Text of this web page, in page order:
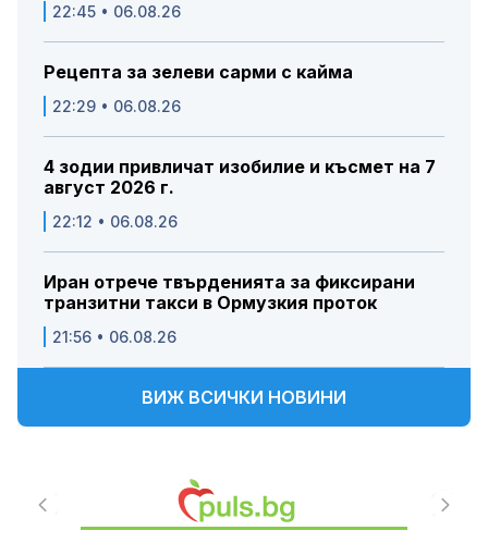
22:45 • 06.08.26
Рецепта за зелеви сарми с кайма
22:29 • 06.08.26
4 зодии привличат изобилие и късмет на 7
август 2026 г.
22:12 • 06.08.26
Иран отрече твърденията за фиксирани
транзитни такси в Ормузкия проток
21:56 • 06.08.26
ВИЖ ВСИЧКИ НОВИНИ